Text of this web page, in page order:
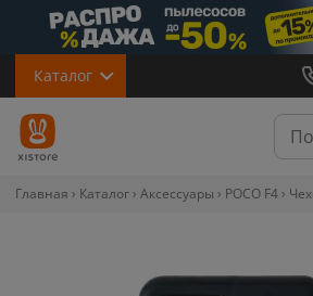
Каталог
Главная Каталог Аксессуары POCO F4